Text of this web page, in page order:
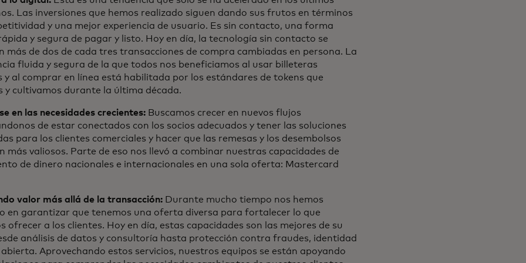
Las inversiones que hemos realizado siguen dando sus frutos en términos
y una mejor experiencia de usuario. Es sin contacto, una forma
y segura de pagar y listo. Hoy en día, la tecnología sin contacto se
más de dos de cada tres transacciones de compra cambiadas en persona. La
fluida y segura de la que todos nos beneficiamos al usar billeteras
y al comprar en línea está habilitada por los estándares de tokens que
y cultivamos durante la última década.
en las necesidades crecientes: Buscamos crecer en nuevos flujos
de estar conectados con los socios adecuados y tener las soluciones
para los clientes comerciales y hacer que las remesas y los desembolsos
más valiosos. Parte de eso nos llevó a combinar nuestras capacidades de
de dinero nacionales e internacionales en una sola oferta: Mastercard
valor más allá de la transacción: Durante mucho tiempo nos hemos
en garantizar que tenemos una oferta diversa para fortalecer lo que
ofrecer a los clientes. Hoy en día, estas capacidades son las mejores de su
análisis de datos y consultoría hasta protección contra fraudes, identidad
Aprovechando estos servicios, nuestros equipos se están apoyando